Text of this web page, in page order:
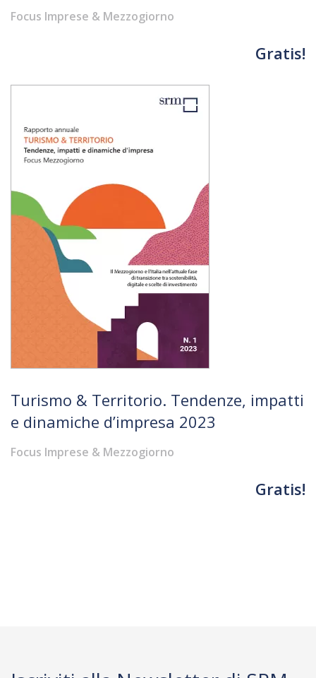
Focus Imprese & Mezzogiorno
Gratis!
Turismo & Territorio. Tendenze, impatti
e dinamiche d’impresa 2023
Focus Imprese & Mezzogiorno
Gratis!